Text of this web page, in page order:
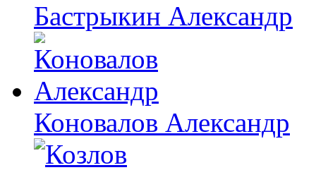
Бастрыкин Александр
Коновалов Александр